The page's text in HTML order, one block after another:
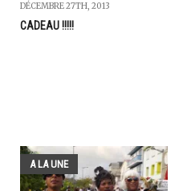
DÉCEMBRE 27TH, 2013
CADEAU !!!!!
A LA UNE